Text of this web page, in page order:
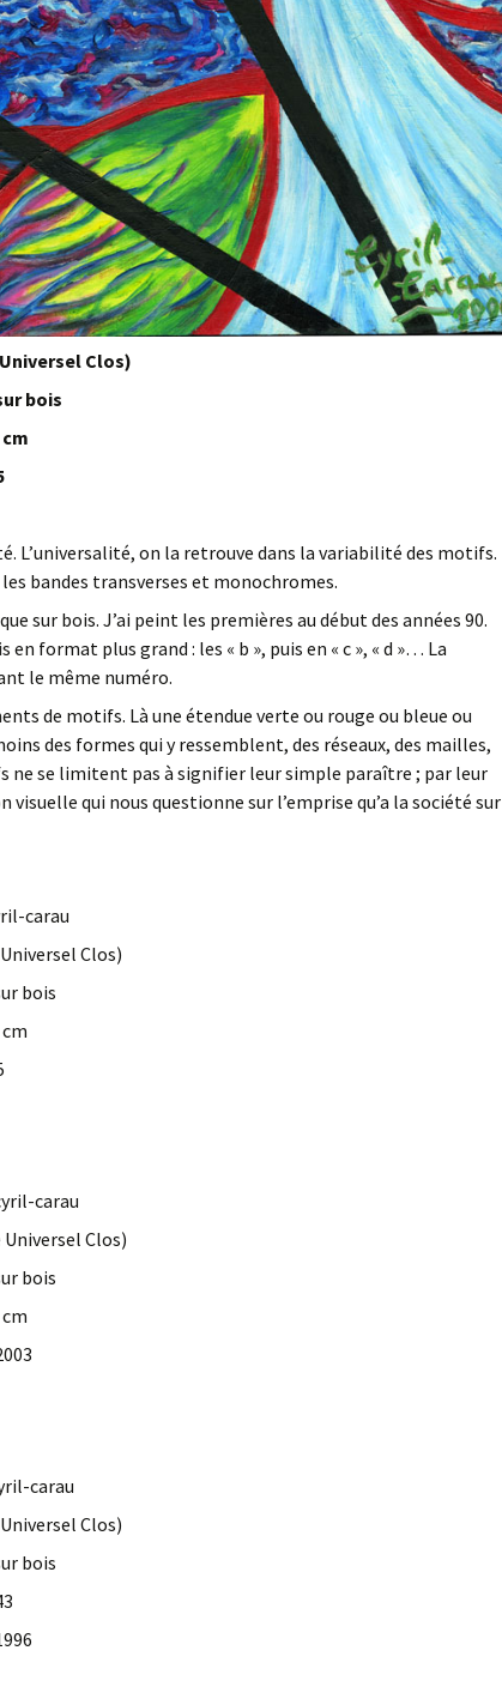
Clos)
bois
cm
L’universalité, on la retrouve dans la variabilité des motifs.
bandes transverses et monochromes.
sur bois. J’ai peint les premières au début des années 90.
format plus grand : les « b », puis en « c », « d »… La
le même numéro.
de motifs. Là une étendue verte ou rouge ou bleue ou
des formes qui y ressemblent, des réseaux, des mailles,
ne se limitent pas à signifier leur simple paraître ; par leur
qui nous questionne sur l’emprise qu’a la société sur
Clos)
bois
cm
Universel Clos)
bois
cm
Clos)
bois